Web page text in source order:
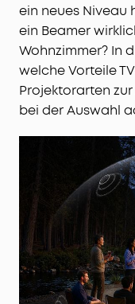
ein neues Niveau
ein Beamer
Wohnzimmer? In
welche Vorteile
Projektorarten
bei der Auswahl